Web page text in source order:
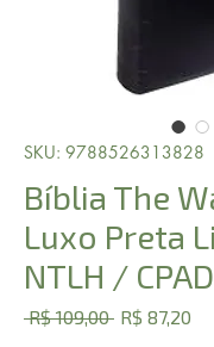
SKU: 9788526313828
Bíblia The
Luxo Preta
NTLH / CPAD
R$ 109,00 Preço
R$ 87,20